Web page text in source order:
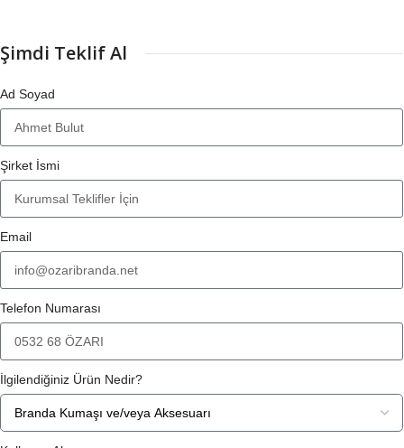
Şimdi Teklif Al
Ad Soyad
Şirket İsmi
Email
Telefon Numarası
İlgilendiğiniz Ürün Nedir?